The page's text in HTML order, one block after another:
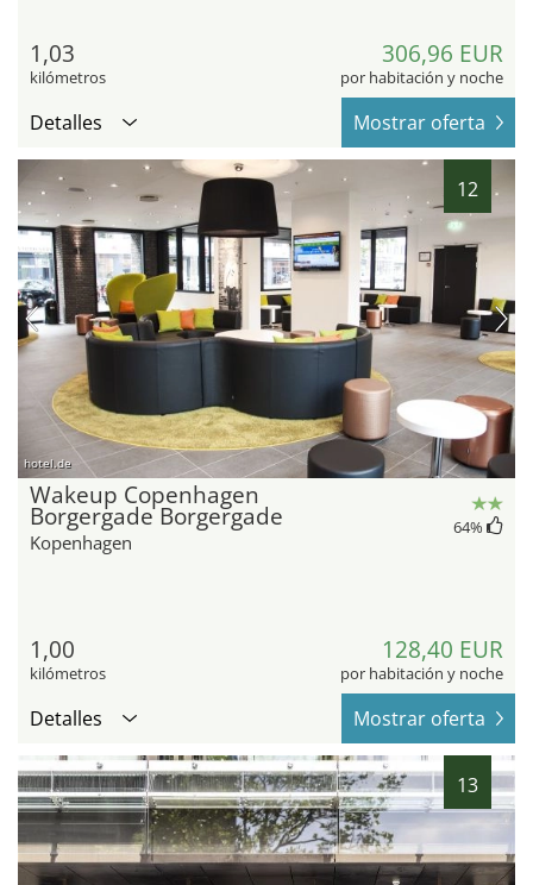
1,03
kilómetros
306,96 EUR
por habitación y noche
Detalles Mostrar oferta
12
hotel.de
Wakeup Copenhagen
Borgergade Borgergade
Kopenhagen
64%
1,00
kilómetros
128,40 EUR
por habitación y noche
Detalles Mostrar oferta
13